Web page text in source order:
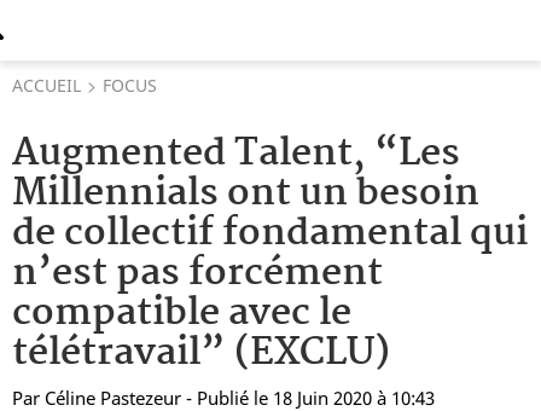
ACCUEIL FOCUS
Augmented Talent, “Les
Millennials ont un besoin
de collectif fondamental qui
n’est pas forcément
compatible avec le
télétravail” (EXCLU)
Par Céline Pastezeur - Publié le 18 Juin 2020 à 10:43